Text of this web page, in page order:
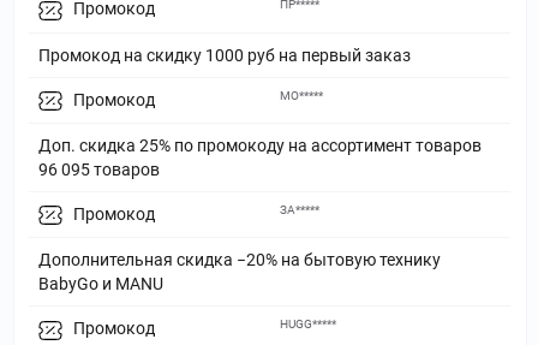
Промокод
Промокод на скидку 1000 руб на первый заказ
ПР*****
Промокод
Доп. скидка 25% по промокоду на ассортимент товаров
96 095 товаров
МО*****
Промокод
Дополнительная скидка −20% на бытовую технику
BabyGo и MANU
ЗА*****
Промокод HUGG*****